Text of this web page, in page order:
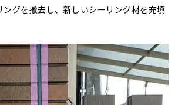
グを撤去し、新しいシーリング材を充填